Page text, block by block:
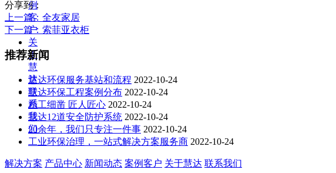
例
客
户
关
于
慧
达
联
系
我
们
分享到：
上一篇：全友家居
下一篇：索菲亚衣柜
推荐新闻
慧达环保服务基站和流程 2022-10-24
慧达环保工程案例分布 2022-10-24
精工细凿 匠人匠心 2022-10-24
慧达12道安全防护系统 2022-10-24
20余年，我们只专注一件事 2022-10-24
工业环保治理，一站式解决方案服务商 2022-10-24
解决方案 产品中心 新闻动态 案例客户 关于慧达 联系我们